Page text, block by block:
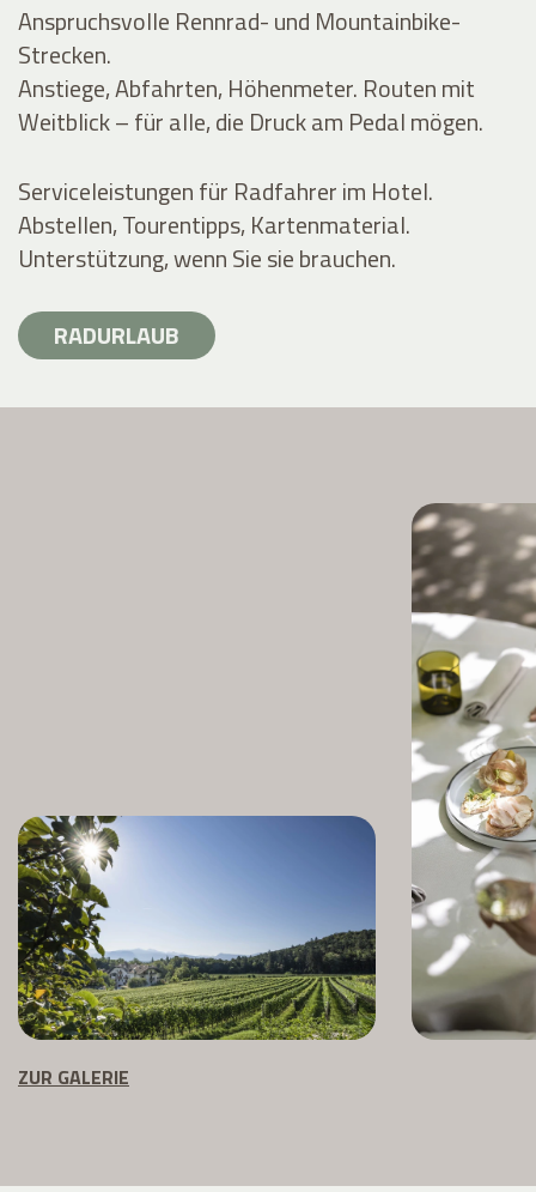
Anspruchsvolle Rennrad- und Mountainbike-
Strecken.
Anstiege, Abfahrten, Höhenmeter. Routen mit
Weitblick – für alle, die Druck am Pedal mögen.
Serviceleistungen für Radfahrer im Hotel.
Abstellen, Tourentipps, Kartenmaterial.
Unterstützung, wenn Sie sie brauchen.
RADURLAUB
ZUR GALERIE